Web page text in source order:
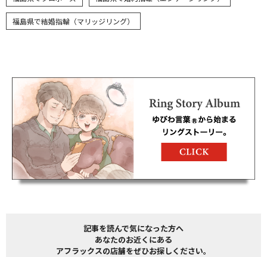
福島県で結婚指輪（マリッジリング）
記事を読んで気になった方へ
あなたのお近くにある
アフラックスの店舗をぜひお探しください。